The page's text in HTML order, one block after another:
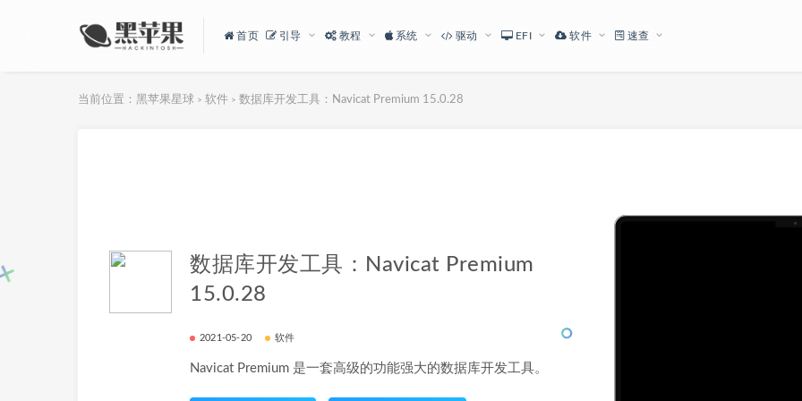
首页 引导 教程 系统 驱动 EFI 软件 速查
当前位置： 黑苹果星球 > 软件 > 数据库开发工具：Navicat Premium 15.0.28
数据库开发工具：Navicat Premium
15.0.28
2021-05-20 软件
Navicat Premium 是一套高级的功能强大的数据库开发工具。